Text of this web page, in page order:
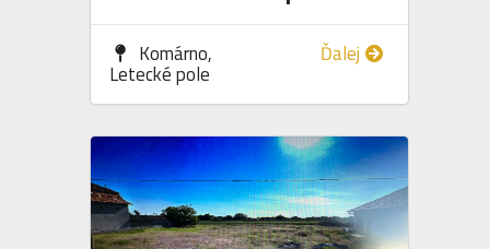
Ďalej
Komárno,
Letecké pole